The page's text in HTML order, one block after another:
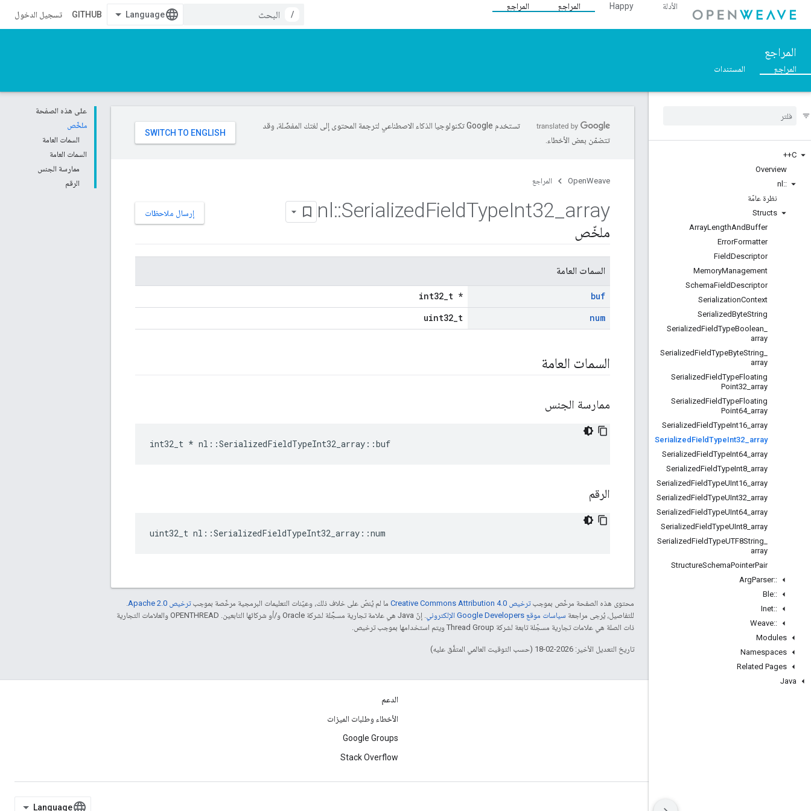
الأدلة Happy المراجع
المراجع
/
GITHUB تسجيل الدخول
المراجع
المراجع المستندات
C++
Overview
::
nl
نظرة عامّة
Structs
ArrayLengthAndBuffer
ErrorFormatter
FieldDescriptor
MemoryManagement
SchemaFieldDescriptor
SerializationContext
SerializedByteString
SerializedFieldTypeBoolean
array
SerializedFieldTypeByteString
array
SerializedFieldTypeFloating
Point32 array
SerializedFieldTypeFloating
Point64_ array
SerializedFieldTypeInt16 array
Serialized FieldTypeInt32 array
SerializedFieldTypeInt64_ array
SerializedFieldTypeInt8 array
SerializedFieldTypeUInt16 array
SerializedFieldTypeUInt32 array
SerializedFieldTypeUInt64_ array
SerializedFieldTypeUInt8 array
SerializedFieldTypeUTF8String
array
StructureSchemaPointerPair
::
ArgParser
::
Ble
::
Inet
::
Weave
Modules
Namespaces
Related Pages
Java
على هذه الصفحة
ملخّص
السمات العامة
السمات العامة
ممارسة الجنس
الرقم
تستخدم Google تكنولوجيا الذكاء الاصطناعي لترجمة المحتوى إلى لغتك المفضّلة، وقد
تتضمّن بعض الأخطاء.
OpenWeave المراجع
إرسال ملاحظات nl::SerializedFieldTypeInt32 array
ملخّص
السمات العامة
buf
int32_t *
num
uint32_t
السمات العامة
ممارسة الجنس
int32_t * nl::SerializedFieldTypeInt32_array::buf
الرقم
uint32_t nl::SerializedFieldTypeInt32_array::num
محتوى هذه الصفحة مرخّص بموجبترخيص Creative Commons Attribution 4.0‏ ما لم يُنصّ على خلاف ذلك، وعيّنات التعليمات البرمجية مرخّصة بموجبترخيص Apache 2.0‏
.
للتفاصيل، يُرجى مراجعة سياسات موقع Google Developers الإلكتروني
. إنّ Java هي علامة تجارية مسجَّلة لشركة Oracle و/أو شركائها التابعين. ‫OPENTHREAD والعلامات التجارية
ذات الصلة هي علامات تجارية مسجّلة تابعة لشركة Thread Group ويتم استخدامها بموجب ترخيص.
تاريخ التعديل الأخير: 2026-02-18 (حسب التوقيت العالمي المتفَّق عليه)
الدعم
الأخطاء وطلبات الميزات
Google Groups
Stack Overflow